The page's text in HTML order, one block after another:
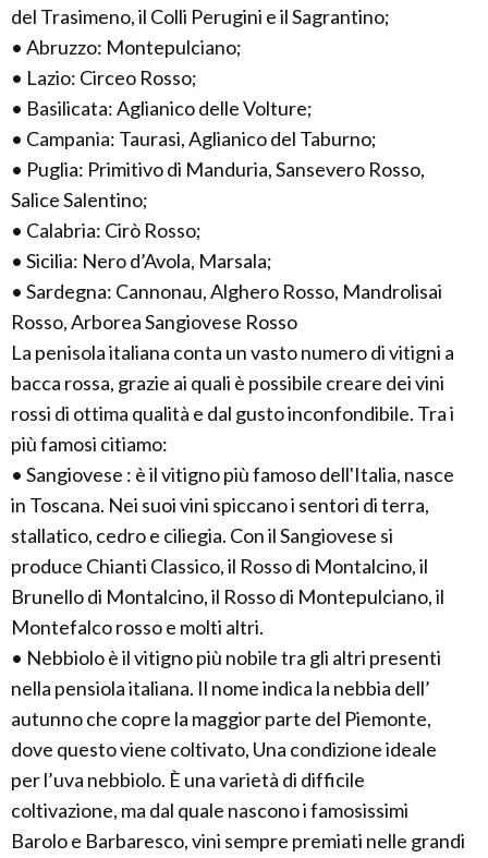
del Trasimeno, il Colli Perugini e il Sagrantino;
• Abruzzo: Montepulciano;
• Lazio: Circeo Rosso;
• Basilicata: Aglianico delle Volture;
• Campania: Taurasi, Aglianico del Taburno;
• Puglia: Primitivo di Manduria, Sansevero Rosso,
Salice Salentino;
• Calabria: Cirò Rosso;
• Sicilia: Nero d’Avola, Marsala;
• Sardegna: Cannonau, Alghero Rosso, Mandrolisai
Rosso, Arborea Sangiovese Rosso
La penisola italiana conta un vasto numero di vitigni a
bacca rossa, grazie ai quali è possibile creare dei vini
rossi di ottima qualità e dal gusto inconfondibile. Tra i
più famosi citiamo:
• Sangiovese : è il vitigno più famoso dell'Italia, nasce
in Toscana. Nei suoi vini spiccano i sentori di terra,
stallatico, cedro e ciliegia. Con il Sangiovese si
produce Chianti Classico, il Rosso di Montalcino, il
Brunello di Montalcino, il Rosso di Montepulciano, il
Montefalco rosso e molti altri.
• Nebbiolo è il vitigno più nobile tra gli altri presenti
nella pensiola italiana. Il nome indica la nebbia dell’
autunno che copre la maggior parte del Piemonte,
dove questo viene coltivato, Una condizione ideale
per l’uva nebbiolo. È una varietà di difficile
coltivazione, ma dal quale nascono i famosissimi
Barolo e Barbaresco, vini sempre premiati nelle grandi